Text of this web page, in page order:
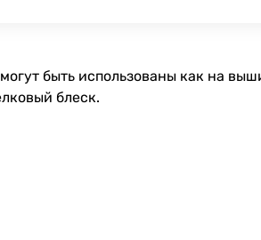
быть использованы как на
блеск.